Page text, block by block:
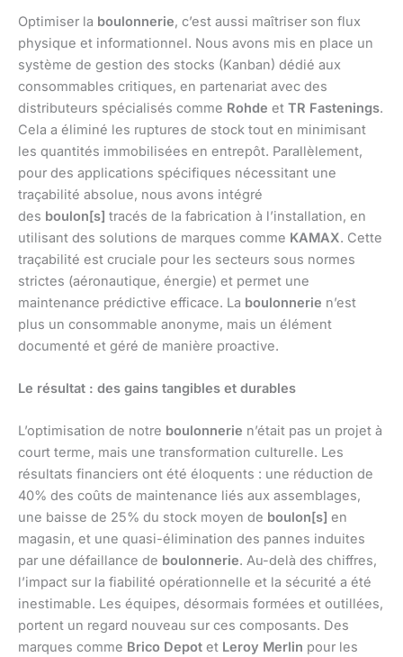
Optimiser la boulonnerie, c’est aussi maîtriser son flux
physique et informationnel. Nous avons mis en place un
système de gestion des stocks (Kanban) dédié aux
consommables critiques, en partenariat avec des
distributeurs spécialisés comme Rohde et TR Fastenings.
Cela a éliminé les ruptures de stock tout en minimisant
les quantités immobilisées en entrepôt. Parallèlement,
pour des applications spécifiques nécessitant une
traçabilité absolue, nous avons intégré
des boulon[s] tracés de la fabrication à l’installation, en
utilisant des solutions de marques comme KAMAX. Cette
traçabilité est cruciale pour les secteurs sous normes
strictes (aéronautique, énergie) et permet une
maintenance prédictive efficace. La boulonnerie n’est
plus un consommable anonyme, mais un élément
documenté et géré de manière proactive.
Le résultat : des gains tangibles et durables
L’optimisation de notre boulonnerie n’était pas un projet à
court terme, mais une transformation culturelle. Les
résultats financiers ont été éloquents : une réduction de
40% des coûts de maintenance liés aux assemblages,
une baisse de 25% du stock moyen de boulon[s] en
magasin, et une quasi-élimination des pannes induites
par une défaillance de boulonnerie. Au-delà des chiffres,
l’impact sur la fiabilité opérationnelle et la sécurité a été
inestimable. Les équipes, désormais formées et outillées,
portent un regard nouveau sur ces composants. Des
marques comme Brico Depot et Leroy Merlin pour les